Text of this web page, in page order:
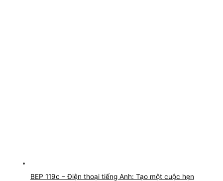
BEP 119c – Điện thoại tiếng Anh: Tạo một cuộc hẹn